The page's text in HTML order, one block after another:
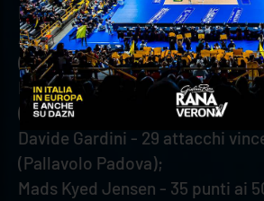
Leandro Mosca - 18 punti ai 500
Asparuh Asparuhov - 2 attacchi
(Pallavolo Padova);
Dusan Petkovic - 2 battute
(Pallavolo Padova);
Davide Gardini - 29 attacchi
(Pallavolo Padova);
Mads Kyed Jensen - 35 punti ai